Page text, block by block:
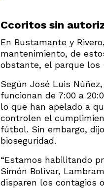
Ccoritos sin
En Bustamante y
mantenimiento, de
obstante, el parque los
Según José Luis
funcionan de 7:00 a
lo que han apelado a
controlen el
fútbol. Sin embargo,
bioseguridad.
“Estamos habilitando
Simón Bolívar,
disparen los contagios